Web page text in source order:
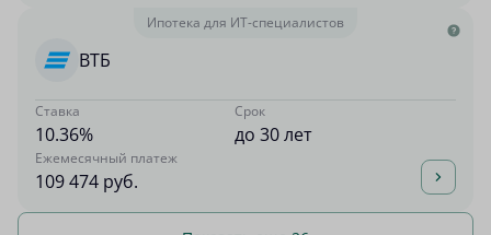
Ипотека для ИТ-специалистов
ВТБ
Ставка
10.36%
Срок
до 30 лет
Ежемесячный платеж
109 474 руб.